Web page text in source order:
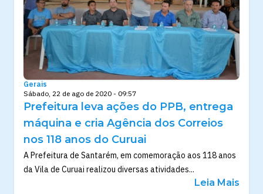
Gerais
Sábado, 22 de ago de 2020 - 09:57
Prefeitura leva ações do PPB, entrega
máquina e cria Agência dos Correios
nos 118 anos do Curuai
A Prefeitura de Santarém, em comemoração aos 118 anos
da Vila de Curuai realizou diversas atividades...
Leia Mais